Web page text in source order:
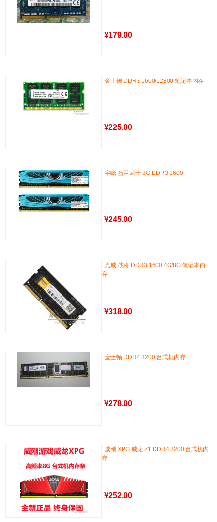
¥179.00
金士顿 DDR3 1600/12800 笔记本内存
¥225.00
宇瞻 盔甲武士 8G DDR3 1600
¥245.00
光威 战将 DDR3 1600 4G/8G 笔记本内
存
¥318.00
金士顿 DDR4 3200 台式机内存
¥278.00
威刚 XPG 威龙 Z1 DDR4 3200 台式机内
存
¥252.00